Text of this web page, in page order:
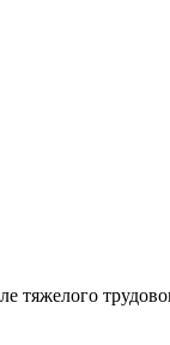
тяжелого